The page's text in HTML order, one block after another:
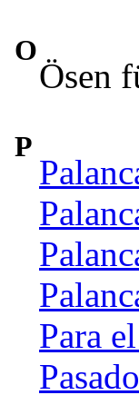
O
Ösen
P
Para